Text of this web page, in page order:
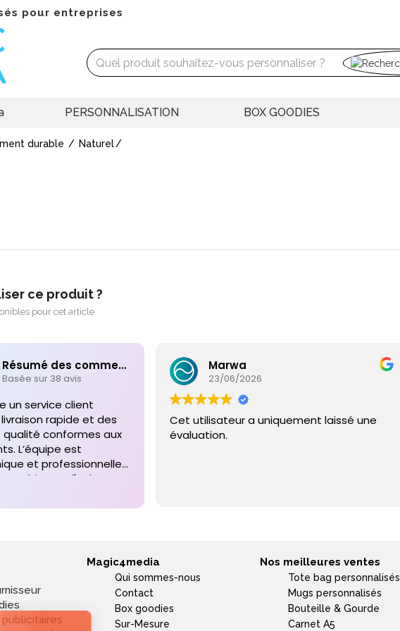
pour entreprises
PERSONNALISATION BOX GOODIES
durable Naturel
ce produit ?
pour cet article
Résumé des commentaires
Basée sur 38 avis
un service client
rapide et des
conformes aux
L’équipe est
et professionnelle,
d'achat un
vivement leurs
commande future de
Marwa
23/06/2026
Cet utilisateur a uniquement laissé une
évaluation.
Magic4media
Qui sommes-nous
Contact
Box goodies
Sur-Mesure
Nos meilleures ventes
Tote bag personnalisés
Mugs personnalisés
Bouteille & Gourde
Carnet A5